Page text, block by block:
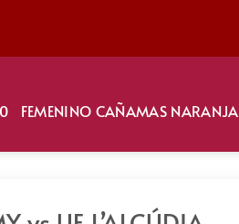
FEMENINO CAÑAMAS NARANJA